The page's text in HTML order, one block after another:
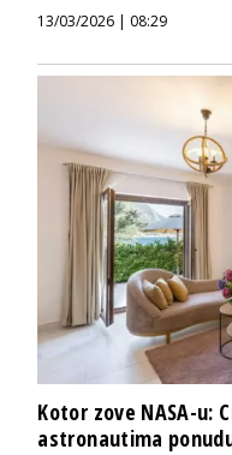
13/03/2026 | 08:29
Kotor zove NASA-u:
astronautima